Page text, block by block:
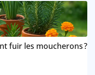
fuir les moucherons ?